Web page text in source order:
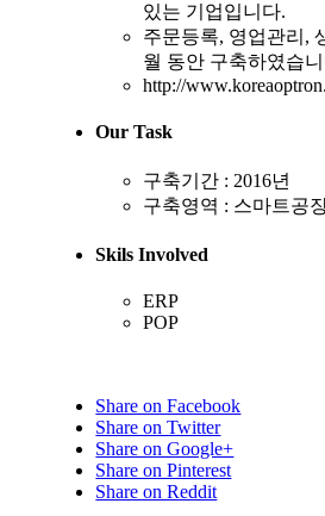
있는 기업입니다.
주문등록, 영업관리,
월 동안 구축하였습
http://
Our Task
구축기간 : 2016년
구축영역 : 스마트공
Skils Involved
ERP
POP
Share on Facebook
Share on Twitter
Share on Google+
Share on Pinterest
Share on Reddit